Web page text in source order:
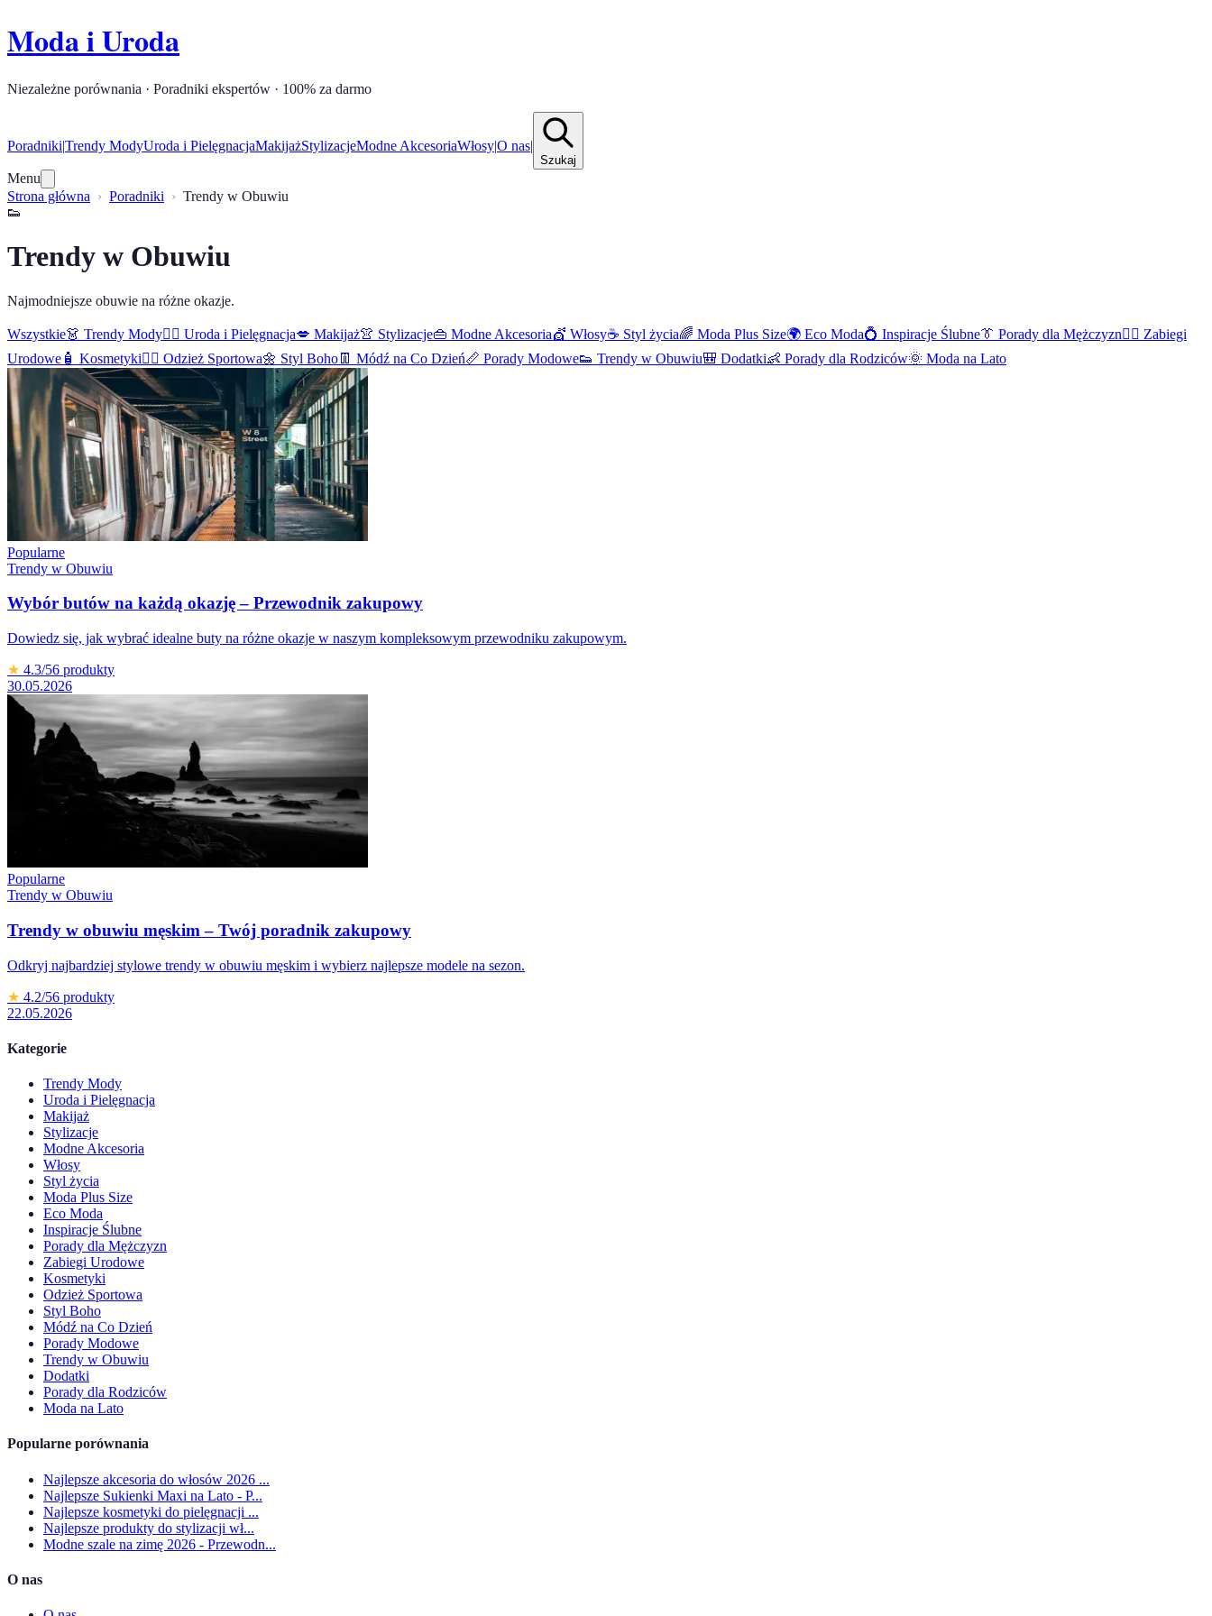
Moda i Uroda
Niezależne porównania · Poradniki ekspertów · 100% za darmo
Poradniki|Trendy ModyUroda i PielęgnacjaMakijażStylizacjeModne AkcesoriaWłosy|O nas|
Szukaj
Menu
Strona główna
Poradniki
Trendy w Obuwiu
👟
Trendy w Obuwiu
Najmodniejsze obuwie na różne okazje.
Wszystkie👗 Trendy Mody🧖‍♀️ Uroda i Pielęgnacja💋 Makijaż👚 Stylizacje👜 Modne Akcesoria💇 Włosy☕ Styl życia🌈 Moda Plus Size🌍 Eco Moda💍 Inspiracje Ślubne👔 Porady dla Mężczyzn💆‍♀️ Zabiegi
Urodowe 🧴 Kosmetyki🏋️‍♀️ Odzież Sportowa🌼 Styl Boho 👖 Módź na Co Dzień📏 Porady Modowe👟 Trendy w Obuwiu🎒 Dodatki👶 Porady dla Rodziców🌞 Moda na Lato
Popularne
Trendy w Obuwiu
Wybór butów na każdą okazję – Przewodnik zakupowy
Dowiedz się, jak wybrać idealne buty na różne okazje w naszym kompleksowym przewodniku zakupowym.
★ 4.3/56 produkty
30.05.2026
Popularne
Trendy w Obuwiu
Trendy w obuwiu męskim – Twój poradnik zakupowy
Odkryj najbardziej stylowe trendy w obuwiu męskim i wybierz najlepsze modele na sezon.
★ 4.2/56 produkty
22.05.2026
Kategorie
Trendy Mody
Uroda i Pielęgnacja
Makijaż
Stylizacje
Modne Akcesoria
Włosy
Styl życia
Moda Plus Size
Eco Moda
Inspiracje Ślubne
Porady dla Mężczyzn
Zabiegi Urodowe
Kosmetyki
Odzież Sportowa
Styl Boho
Módź na Co Dzień
Porady Modowe
Trendy w Obuwiu
Dodatki
Porady dla Rodziców
Moda na Lato
Popularne porównania
Najlepsze akcesoria do włosów 2026 ...
Najlepsze Sukienki Maxi na Lato - P...
Najlepsze kosmetyki do pielęgnacji ...
Najlepsze produkty do stylizacji wł...
Modne szale na zimę 2026 - Przewodn...
O nas